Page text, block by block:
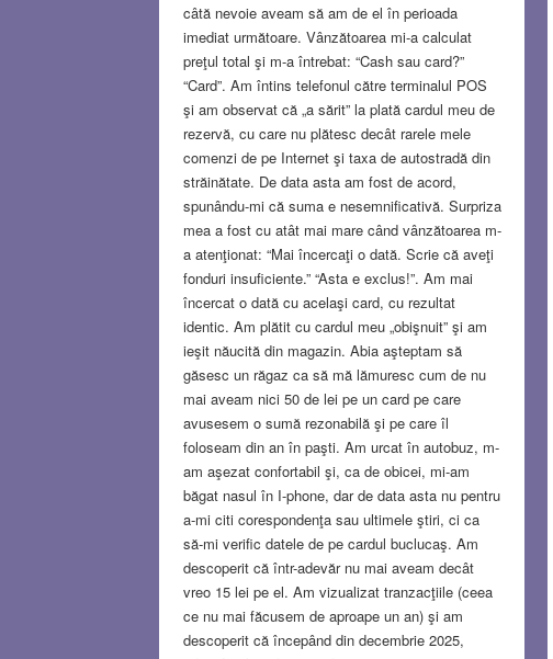
câtă nevoie aveam să am de el în perioada
imediat următoare. Vânzătoarea mi-a calculat
preţul total şi m-a întrebat: “Cash sau card?”
“Card”. Am întins telefonul către terminalul POS
şi am observat că „a sărit” la plată cardul meu de
rezervă, cu care nu plătesc decât rarele mele
comenzi de pe Internet şi taxa de autostradă din
străinătate. De data asta am fost de acord,
spunându-mi că suma e nesemnificativă. Surpriza
mea a fost cu atât mai mare când vânzătoarea m-
a atenţionat: “Mai încercaţi o dată. Scrie că aveţi
fonduri insuficiente.” “Asta e exclus!”. Am mai
încercat o dată cu acelaşi card, cu rezultat
identic. Am plătit cu cardul meu „obişnuit” şi am
ieşit năucită din magazin. Abia aşteptam să
găsesc un răgaz ca să mă lămuresc cum de nu
mai aveam nici 50 de lei pe un card pe care
avusesem o sumă rezonabilă şi pe care îl
foloseam din an în paşti. Am urcat în autobuz, m-
am aşezat confortabil şi, ca de obicei, mi-am
băgat nasul în I-phone, dar de data asta nu pentru
a-mi citi corespondenţa sau ultimele ştiri, ci ca
să-mi verific datele de pe cardul buclucaş. Am
descoperit că într-adevăr nu mai aveam decât
vreo 15 lei pe el. Am vizualizat tranzacţiile (ceea
ce nu mai făcusem de aproape un an) şi am
descoperit că începând din decembrie 2025,